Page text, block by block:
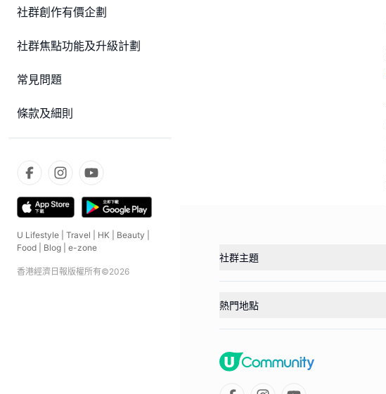
社群創作有價企劃
社群焦點功能及升級計劃
常見問題
條款及細則
U Lifestyle Travel HK Beauty
Food
Blog e-zone
香港經濟日報版權所有©2026
社群主題
熱門地點